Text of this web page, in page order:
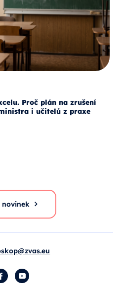
Proč plán na zrušení
i učitelů z praxe
novinek
FacebookYouTube